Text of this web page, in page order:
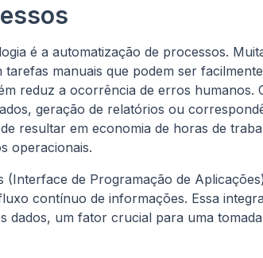
é a automatização de processos.
manuais que podem ser
reduz a ocorrência de erros humanos.
geração de relatórios ou
resultar em economia de horas de
operacionais.
(Interface de Programação de
contínuo de informações. Essa
dados, um fator crucial para uma